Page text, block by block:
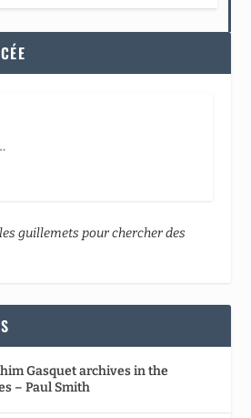
guillemets pour chercher des
Gasquet archives in the
– Paul Smith